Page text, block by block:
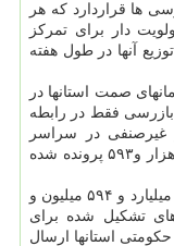
ها قراردارد که هر
۵ قلم کالای اولویت دار برای تمرکز
آنها در طول هفته
صمت استانها در
از ۸۵۰ هزار مورد بازرسی فقط در رابطه
غیرصنفی در سراسر
کشور انجام که در نهایت منجر به تشکیل ۳۸ هزار و۵۹۳ پرونده شده
ارزش ریالی پرونده های متشکله را بیش از ۳ میلیارد و ۵۹۴ میلیون و
های تشکیل شده برای
استانها ارسال